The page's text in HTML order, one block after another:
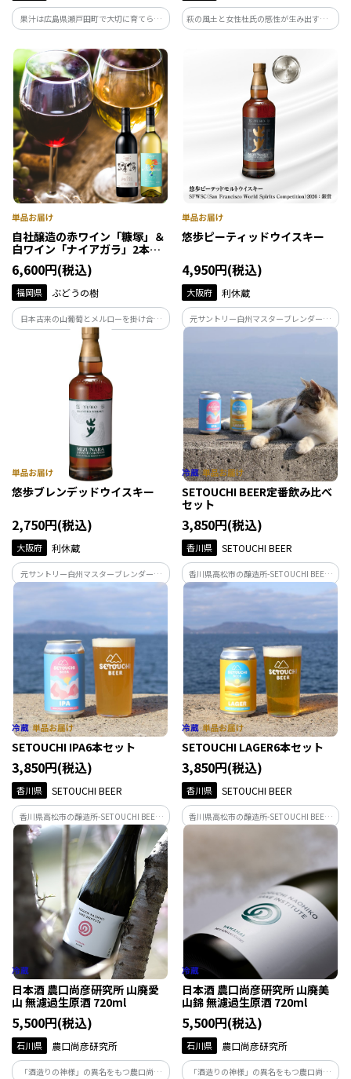
SETOUCHI
果汁は広島県瀬戸田町で大切に育てられ
た瀬戸田レモンのみで作ったチューハイ
です。澄んだ味わいをお楽しみください。
果汁3%／アルコール分3%。
萩の風土と女性杜氏の感性が生み出す、暮
らしに寄り添う日本酒。
自社醸造の赤ワイン「糠塚」＆
白ワイン「ナイアガラ」2本セ
ット
6,600円(税込)
福岡県 ぶどうの樹
日本古来の山葡萄とメルローを掛け合わ
せた「富士の夢」を100％使用した“オー
ル岡垣産”赤ワインと九州・五ヶ瀬産のナ
イアガラ種ぶどうを100％使用した“オー
ル九州産”白ワインを2本セットでお届け
します。
悠歩ピーティッドウイスキー
4,950円(税込)
大阪府 利休蔵
元サントリー白州マスターブレンダー冨
悠歩ブレンデッドウイスキー
2,750円(税込)
大阪府 利休蔵
元サントリー白州マスターブレンダー冨
岡伸一氏が完全監修！ やさしくクセがな
ウイスキー。
SETOUCHI BEER定番飲み比べ
セット
3,850円(税込)
香川県 SETOUCHI BEER
香川県高松市の醸造所-SETOUCHI BEER-
が手がける、人気定番2種の飲み比べセッ
ト。 華やかな香りと苦味が特徴のIPAと、
何杯でも楽しめるLAGER。 じっくりご堪
能ください。
SETOUCHI IPA6本セット
3,850円(税込)
香川県 SETOUCHI BEER
香川県高松市の醸造所-SETOUCHI BEER-
が手がける、定番の人気商品SETOUCHI
IPA6本セット。 柑橘系ホップの華やかな
香りと心地よい苦味、飲みごたえとキレ
を存分にお楽しみください。
SETOUCHI LAGER6本セット
3,850円(税込)
香川県 SETOUCHI BEER
香川県高松市の醸造所-SETOUCHI BEER-
お楽しみください。
日本酒 農口尚彦研究所 山廃愛
山 無濾過生原酒 720ml
5,500円(税込)
石川県 農口尚彦研究所
「酒造りの神様」の異名をもつ農口尚彦
日本酒 農口尚彦研究所 山廃美
山錦 無濾過生原酒 720ml
5,500円(税込)
石川県 農口尚彦研究所
「酒造りの神様」の異名をもつ農口尚彦